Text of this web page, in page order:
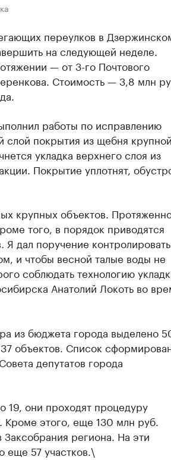
переулков в
на следующей неделе.
— от 3-го Почтового
Стоимость — 3,8 млн
работы по исправлению
покрытия из щебня крупной
укладка верхнего слоя из
Покрытие уплотнят,
крупных объектов.
того, в порядок приводятся
дал поручение контролировать
и чтобы весной талые воды не
соблюдать технологию
Анатолий Локоть во
из бюджета города выделено
объектов. Список
депутатов города
19, они проходят процедуру
этого, еще 130 млн руб.
региона. На эти
еще 57 участков.\